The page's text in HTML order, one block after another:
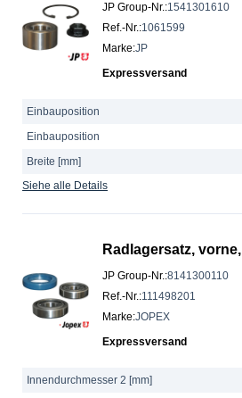
JP Group-Nr.:1541301610
Ref.-Nr.:1061599
Marke:JP
Expressversand
Einbauposition
Einbauposition
Breite [mm]
Siehe alle Details
Radlagersatz,
JP Group-Nr.:8141300110
Ref.-Nr.:111498201
Marke:JOPEX
Expressversand
Innendurchmesser 2 [mm]